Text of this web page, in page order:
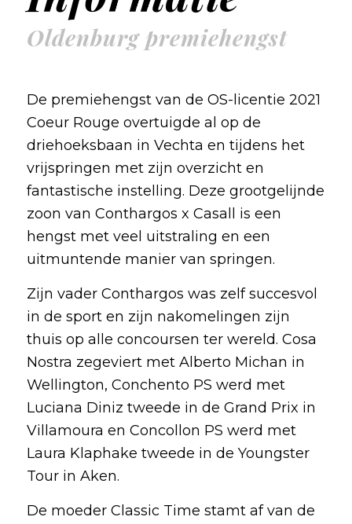
Oldenburg premiehengst
De premiehengst van de OS-licentie 2021
Coeur Rouge overtuigde al op de
driehoeksbaan in Vechta en tijdens het
vrijspringen met zijn overzicht en
fantastische instelling. Deze grootgelijnde
zoon van Conthargos x Casall is een
hengst met veel uitstraling en een
uitmuntende manier van springen.
Zijn vader Conthargos was zelf succesvol
in de sport en zijn nakomelingen zijn
thuis op alle concoursen ter wereld. Cosa
Nostra zegeviert met Alberto Michan in
Wellington, Conchento PS werd met
Luciana Diniz tweede in de Grand Prix in
Villamoura en Concollon PS werd met
Laura Klaphake tweede in de Youngster
Tour in Aken.
De moeder Classic Time stamt af van de